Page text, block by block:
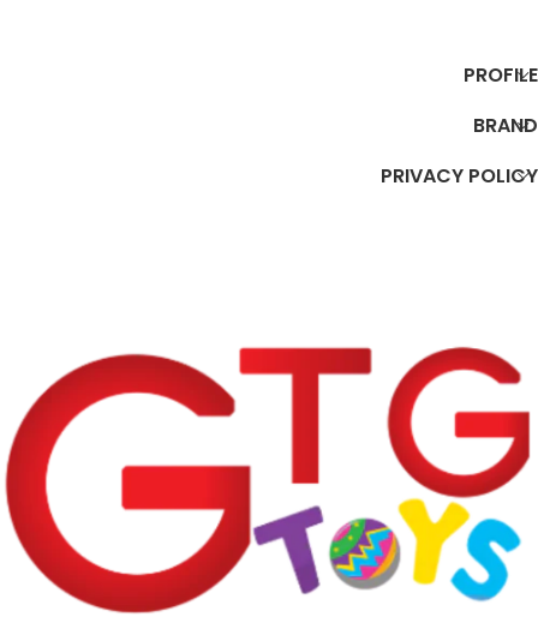
PROFILE
BRAND
PRIVACY POLICY